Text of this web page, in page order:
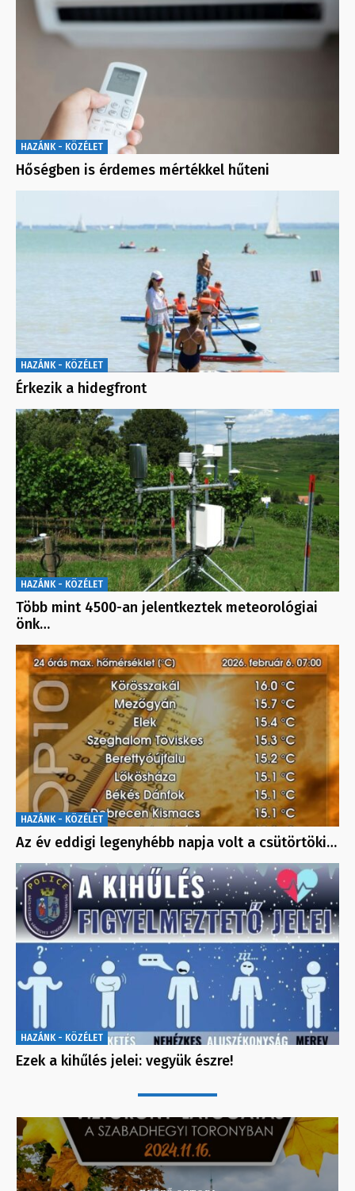
HAZÁNK - KÖZÉLET
Hőségben is érdemes mértékkel hűteni
HAZÁNK - KÖZÉLET
Érkezik a hidegfront
HAZÁNK - KÖZÉLET
Több mint 4500-an jelentkeztek meteorológiai
önk…
HAZÁNK - KÖZÉLET
Az év eddigi legenyhébb napja volt a csütörtöki…
HAZÁNK - KÖZÉLET
Ezek a kihűlés jelei: vegyük észre!